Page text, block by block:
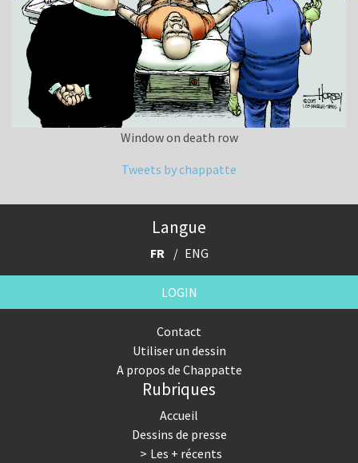
Window on death row
Tweets by chappatte
Langue
FR ENG
LOGIN
Contact
Utiliser un dessin
A propos de Chappatte
Rubriques
Accueil
Dessins de presse
Les + récents